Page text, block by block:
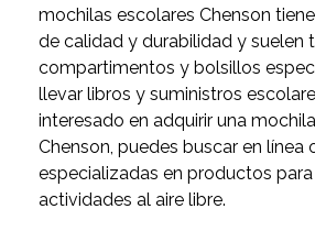
mochilas escolares Chenson
de calidad y durabilidad y suelen
compartimentos y bolsillos
llevar libros y suministros
interesado en adquirir una
Chenson, puedes buscar en línea
especializadas en productos
actividades al aire libre.